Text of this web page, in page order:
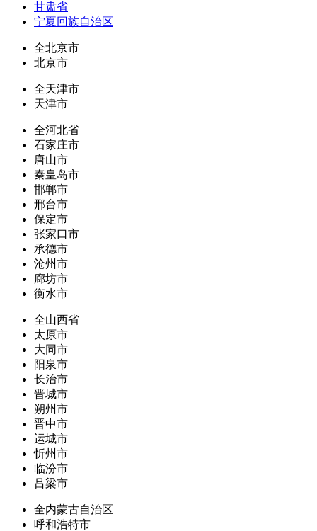
甘肃省
宁夏回族自治区
全北京市
北京市
全天津市
天津市
全河北省
石家庄市
唐山市
秦皇岛市
邯郸市
邢台市
保定市
张家口市
承德市
沧州市
廊坊市
衡水市
全山西省
太原市
大同市
阳泉市
长治市
晋城市
朔州市
晋中市
运城市
忻州市
临汾市
吕梁市
全内蒙古自治区
呼和浩特市